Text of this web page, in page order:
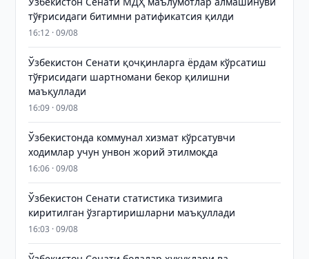
тўғрисидаги битимни ратификатсия қилди
16:12 · 09/08
Ўзбекистон Сенати қочқинларга ёрдам кўрсатиш
тўғрисидаги шартномани бекор қилишни
маъқуллади
16:09 · 09/08
Ўзбекистонда коммунал хизмат кўрсатувчи
ходимлар учун унвон жорий этилмоқда
16:06 · 09/08
Ўзбекистон Сенати статистика тизимига
киритилган ўзгартиришларни маъқуллади
16:03 · 09/08